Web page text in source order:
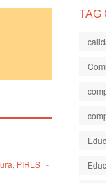
, PIRLS -
TAG